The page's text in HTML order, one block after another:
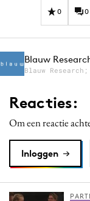
0 0
Blauw
Blauw
Reacties:
Om een reactie
Inloggen